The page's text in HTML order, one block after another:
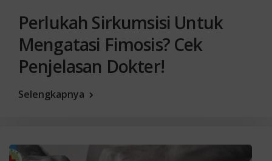
Perlukah Sirkumsisi Untuk
Mengatasi Fimosis? Cek
Penjelasan Dokter!
Selengkapnya